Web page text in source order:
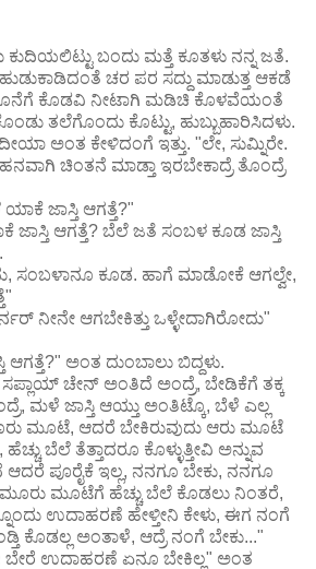
ಕುದಿಯಲಿಟ್ಟು ಬಂದು ಮತ್ತೆ ಕೂತಳು ನನ್ನ ಜತೆ.
ಚರ ಪರ ಸದ್ದು ಮಾಡುತ್ತ ಆಕಡೆ
ಕೊಡವಿ ನೀಟಾಗಿ ಮಡಿಚಿ ಕೊಳವೆಯಂತೆ
ತಲೆಗೊಂದು ಕೊಟ್ಟು, ಹುಬ್ಬುಹಾರಿಸಿದಳು.
ಅಂತ ಕೇಳಿದಂಗೆ ಇತ್ತು. "ಲೇ, ಸುಮ್ನಿರೇ.
ಚಿಂತನೆ ಮಾಡ್ತಾ ಇರಬೇಕಾದ್ರೆ ತೊಂದ್ರೆ
ಜಾಸ್ತಿ ಆಗತ್ತೆ?"
ಆಗತ್ತೆ? ಬೆಲೆ ಜತೆ ಸಂಬಳ ಕೂಡ ಜಾಸ್ತಿ
ಸಂಬಳಾನೂ ಕೂಡ. ಹಾಗೆ ಮಾಡೋಕೆ ಆಗಲ್ವೇ,
ನೀನೇ ಆಗಬೇಕಿತ್ತು ಒಳ್ಳೇದಾಗಿರೋದು"
ಆಗತ್ತೆ?" ಅಂತ ದುಂಬಾಲು ಬಿದ್ದಳು.
ಚೇನ್ ಅಂತಿದೆ ಅಂದ್ರೆ, ಬೇಡಿಕೆಗೆ ತಕ್ಕ
ಮಳೆ ಜಾಸ್ತಿ ಆಯ್ತು ಅಂತಿಟ್ಕೊ, ಬೆಳೆ ಎಲ್ಲ
ಮೂಟೆ, ಆದರೆ ಬೇಕಿರುವುದು ಆರು ಮೂಟೆ
ಬೆಲೆ ತೆತ್ತಾದರೂ ಕೊಳ್ಳುತ್ತೀವಿ ಅನ್ನುವ
ಆದರೆ ಪೂರೈಕೆ ಇಲ್ಲ, ನನಗೂ ಬೇಕು, ನನಗೂ
ಮೂಟೆಗೆ ಹೆಚ್ಚು ಬೆಲೆ ಕೊಡಲು ನಿಂತರೆ,
ಉದಾಹರಣೆ ಹೇಳ್ತೀನಿ ಕೇಳು, ಈಗ ನಂಗೆ
ಕೊಡಲ್ಲ ಅಂತಾಳೆ, ಆದ್ರೆ ನಂಗೆ ಬೇಕು..."
ಉದಾಹರಣೆ ಏನೂ ಬೇಕಿಲ್ಲ" ಅಂತ